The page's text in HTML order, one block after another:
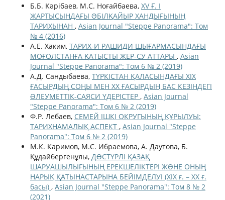
Б.Б. Кәрібаев, М.С. Ноғайбаева, XV Ғ. I
ЖАРТЫСЫНДАҒЫ ƏБІЛҚАЙЫР ХАНДЫҒЫНЫҢ
ТАРИХЫНАН , Asian Journal "Steppe Panorama": Том
№ 4 (2016)
А.Е. Хаким, ТАРИХ-И РАШИДИ ШЫҒАРМАСЫНДАҒЫ
МОҒОЛСТАНҒА ҚАТЫСТЫ ЖЕР-СУ АТТАРЫ , Asian
Journal "Steppe Panorama": Том 6 № 2 (2019)
А.Д. Сандыбаева, ТҮРКІСТАН ҚАЛАСЫНДАҒЫ ХІХ
ҒАСЫРДЫҢ СОҢЫ МЕН ХХ ҒАСЫРДЫҢ БАС КЕЗІНДЕГІ
ƏЛЕУМЕТТІК-САЯСИ ҮДЕРІСТЕР , Asian Journal
"Steppe Panorama": Том 6 № 2 (2019)
Ф.Р. Лебаев, СЕМЕЙ ІШКІ ОКРУГЫНЫҢ ҚҰРЫЛУЫ:
ТАРИХНАМАЛЫҚ АСПЕКТ , Asian Journal "Steppe
Panorama": Том 6 № 2 (2019)
М.К. Каримов, М.С. Ибраемова, А. Даутова, Б.
Құдайбергенұлы, ДƏСТҮРЛІ ҚАЗАҚ
ШАРУАШЫЛЫҒЫНЫҢ ЕРЕКШЕЛІКТЕРІ ЖƏНЕ ОНЫҢ
НАРЫҚ ҚАТЫНАСТАРЫНА БЕЙІМДЕЛУІ (ХІХ ғ. – ХХ ғ.
басы) , Asian Journal "Steppe Panorama": Том 8 № 2
(2021)